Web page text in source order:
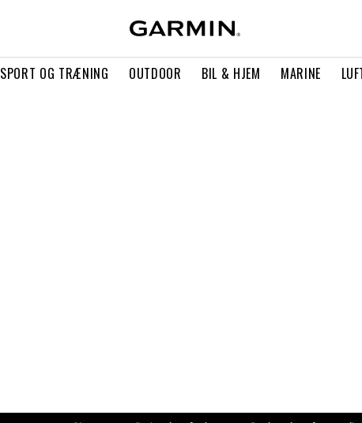
SPORT OG TRÆNING OUTDOOR BIL & HJEM MARINE